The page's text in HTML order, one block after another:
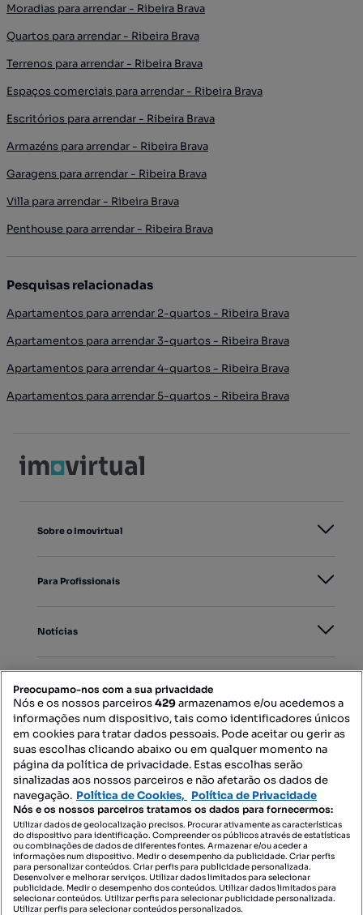
Moradias para arrendar - Ribeira Brava
Quartos para arrendar - Ribeira Brava
Terrenos para arrendar - Ribeira Brava
Espaços comerciais para arrendar - Ribeira Brava
Escritórios para arrendar - Ribeira Brava
Armazéns para arrendar - Ribeira Brava
Garagens para arrendar - Ribeira Brava
Villa para arrendar - Ribeira Brava
Penthouse para arrendar - Ribeira Brava
Pesquisas relacionadas
Apartamentos para arrendar 2-quartos - Ribeira Brava
Apartamentos para arrendar 3-quartos - Ribeira Brava
Apartamentos para arrendar 4-quartos - Ribeira Brava
Apartamentos para arrendar 5-quartos - Ribeira Brava
Sobre o Imovirtual
Para Profissionais
Notícias
Mapa do Site
Contacte-nos
SIGA-NOS:
DESCARREGAR NA:
Preocupamo-nos com a sua privacidade
Nós e os nossos parceiros429armazenamos e/ou acedemos a
informações num dispositivo, tais como identificadores únicos
em cookies para tratar dados pessoais. Pode aceitar ou gerir as
suas escolhas clicando abaixo ou em qualquer momento na
página da política de privacidade. Estas escolhas serão
sinalizadas aos nossos parceiros e não afetarão os dados de
navegação. Política de Cookies, Política de Privacidade
Nós e os nossos parceiros tratamos os dados para fornecermos:
Utilizar dados de geolocalização precisos. Procurar ativamente as características
do dispositivo para identificação. Compreender os públicos através de estatísticas
ou combinações de dados de diferentes fontes. Armazenar e/ou aceder a
informações num dispositivo. Medir o desempenho da publicidade. Criar perfis
para personalizar conteúdos. Criar perfis para publicidade personalizada.
Desenvolver e melhorar serviços. Utilizar dados limitados para selecionar
publicidade. Medir o desempenho dos conteúdos. Utilizar dados limitados para
selecionar conteúdos. Utilizar perfis para selecionar publicidade personalizada.
Utilizar perfis para selecionar conteúdos personalizados.